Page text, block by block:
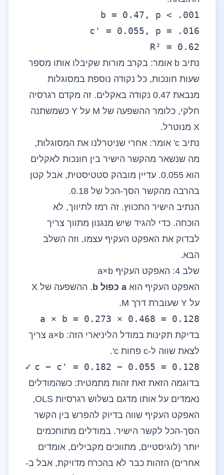
b = 0.47, p < .001
c' = 0.055, p = .016
R² = 0.62
נתיב b אומר: בקרב מורות שקיבלו אותו מספר
שעות חונכות, כל נקודה נוספת במסוגלות
מנבאת 0.47 נקודה באקלים. זה מקדם רגרסיה
חלקי, כלומר ההשפעה של M על Y כשמשתנה
X מנוטרל.
נתיב c' אומר: אחרי שניטרלנו את המסוגלות,
מה שנשאר מהקשר הישיר בין חונכות לאקלים
הוא 0.055. עדיין מובהק סטטיסטית, אבל קטן
בהרבה מהקשר הסך-הכל של 0.18.
הנתיב הישיר התכווץ. זה רמז לתיווך, לא
הוכחה. כדי להגיד שיש מנגנון מתווך צריך
לבדוק את האפקט העקיף עצמו, וזה השלב
הבא.
שלב 4: האפקט העקיף a×b
האפקט העקיף הוא a כפול b
. ההשפעה של X
על Y שעוברת דרך M.
a × b = 0.273 × 0.468 = 0.128
בדיקת תקינות במודל הליניארי הזה: a×b צריך
לצאת שווה ל-c פחות c'.
c − c' = 0.182 − 0.055 = 0.128
✓
בדוגמה הזאת זאת זהות מתמטית: כשהמודלים
נאמדים על אותו מדגם בשלוש רגרסיות OLS,
האפקט העקיף שווה בדיוק להפרש בין הקשר
הסך-הכל לקשר הישיר. במודלים מתוחכמים
יותר (לוגיסטיים, מתווכים מקבילים, אומדים
אחרים) הזהות כבר לא בהכרח מדויקת, אבל ב-